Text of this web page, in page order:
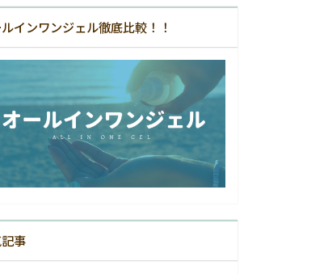
インワンジェル徹底比較！！
事